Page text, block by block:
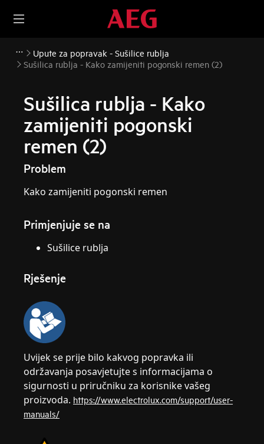
Upute za popravak - Sušilice rublja
Sušilica rublja - Kako zamijeniti pogonski remen (2)
Sušilica rublja - Kako
zamijeniti pogonski
remen (2)
Problem
Kako zamijeniti pogonski remen
Primjenjuje se na
Sušilice rublja
Rješenje
Uvijek se prije bilo kakvog popravka ili
održavanja posavjetujte s informacijama o
sigurnosti u priručniku za korisnike vašeg
proizvoda. https://www.electrolux.com/support/user-
manuals/